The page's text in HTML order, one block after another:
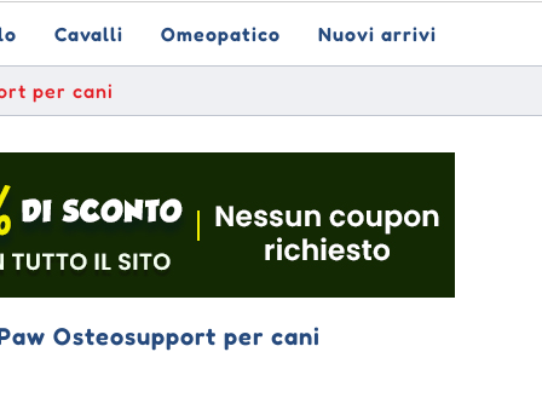
Cavalli Omeopatico Nuovi arrivi
per cani
Osteosupport per cani